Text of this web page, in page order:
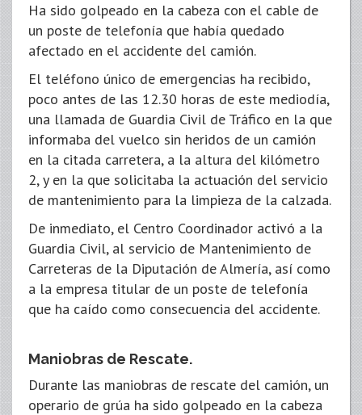
Ha sido golpeado en la cabeza con el cable de
un poste de telefonía que había quedado
afectado en el accidente del camión.
El teléfono único de emergencias ha recibido,
poco antes de las 12.30 horas de este mediodía,
una llamada de Guardia Civil de Tráfico en la que
informaba del vuelco sin heridos de un camión
en la citada carretera, a la altura del kilómetro
2, y en la que solicitaba la actuación del servicio
de mantenimiento para la limpieza de la calzada.
De inmediato, el Centro Coordinador activó a la
Guardia Civil, al servicio de Mantenimiento de
Carreteras de la Diputación de Almería, así como
a la empresa titular de un poste de telefonía
que ha caído como consecuencia del accidente.
Maniobras de Rescate.
Durante las maniobras de rescate del camión, un
operario de grúa ha sido golpeado en la cabeza